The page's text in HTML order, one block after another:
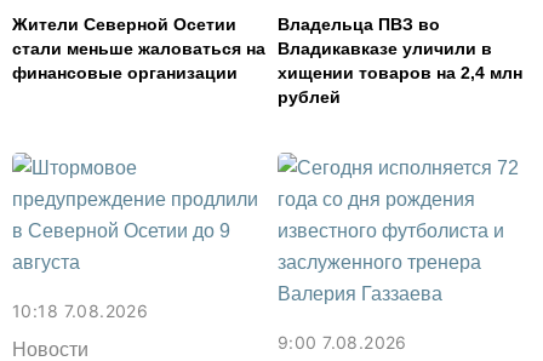
Жители Северной Осетии
стали меньше жаловаться на
финансовые организации
Владельца ПВЗ во
Владикавказе уличили в
хищении товаров на 2,4 млн
рублей
10:18 7.08.2026
Новости
9:00 7.08.2026